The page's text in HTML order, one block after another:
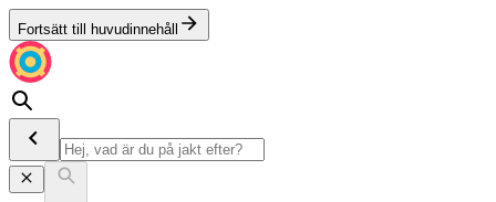
Fortsätt till huvudinnehåll